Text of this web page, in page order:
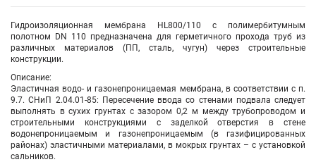
Гидроизоляционная мембрана HL800/110 с полимербитумным
полотном DN 110 предназначена для герметичного прохода труб из
различных материалов (ПП, сталь, чугун) через строительные
конструкции.
Описание:
Эластичная водо- и газонепроницаемая мембрана, в соответствии с п.
9.7. СНиП 2.04.01-85: Пересечение ввода со стенами подвала следует
выполнять в сухих грунтах с зазором 0,2 м между трубопроводом и
строительными конструкциями с заделкой отверстия в стене
водонепроницаемым и газонепроницаемым (в газифицированных
районах) эластичными материалами, в мокрых грунтах – с установкой
сальников.